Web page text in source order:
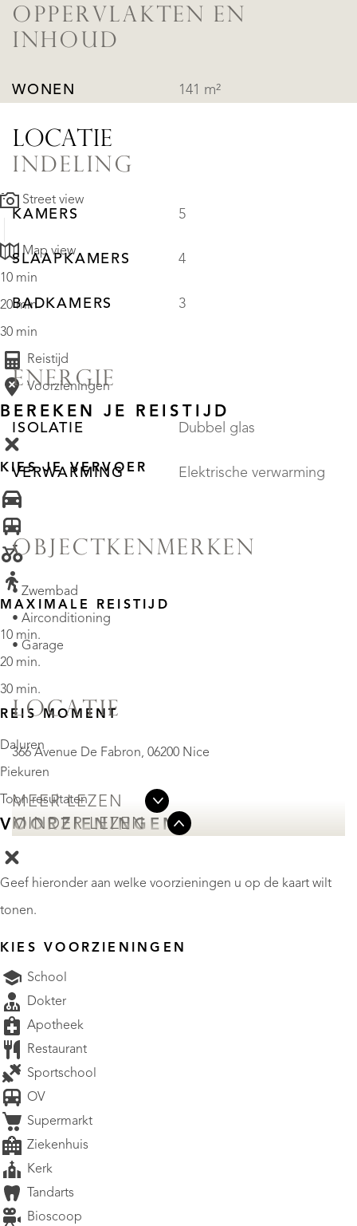
OPPERVLAKTEN EN
INHOUD
WONEN 141 m²
INDELING
KAMERS 5
SLAAPKAMERS 4
BADKAMERS 3
ENERGIE
ISOLATIE Dubbel glas
VERWARMING Elektrische verwarming
OBJECTKENMERKEN
• Zwembad
• Airconditioning
• Garage
LOCATIE
366 Avenue De Fabron, 06200 Nice
MEER LEZEN
MINDER LEZEN
LOCATIE
Street view
Map view
10 min
20 min
30 min
Reistijd
Voorzieningen
BEREKEN JE REISTIJD
KIES JE VERVOER
MAXIMALE REISTIJD
10 min.
20 min.
30 min.
REIS MOMENT
Daluren
Piekuren
Toon resultaten
VOORZIENINGEN
Geef hieronder aan welke voorzieningen u op de kaart wilt
tonen.
KIES VOORZIENINGEN
School
Dokter
Apotheek
Restaurant
Sportschool
OV
Supermarkt
Ziekenhuis
Kerk
Tandarts
Bioscoop